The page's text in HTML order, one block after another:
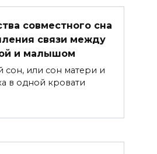
совместного сна
связи между
и малышом
сон, или сон матери и
в одной кровати